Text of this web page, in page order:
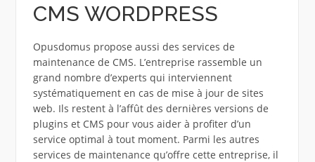
CMS WORDPRESS
Opusdomus propose aussi des services de
maintenance de CMS. L’entreprise rassemble un
grand nombre d’experts qui interviennent
systématiquement en cas de mise à jour de sites
web. Ils restent à l’affût des dernières versions de
plugins et CMS pour vous aider à profiter d’un
service optimal à tout moment. Parmi les autres
services de maintenance qu’offre cette entreprise, il